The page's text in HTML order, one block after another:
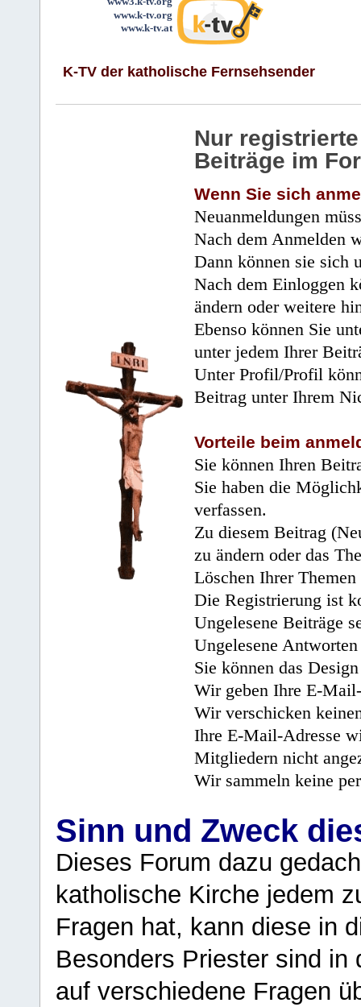
www.k-tv.org
www.k-tv.at
K-TV der katholische Fernsehsender
Nur
Beiträge im
Wenn Sie sich
Neuanmeldungen
Nach dem Anmelden
Dann können sie sich
Nach dem Einloggen
ändern oder weitere
Ebenso können Sie
unter jedem Ihrer
Unter Profil/Profil
Beitrag unter Ihrem
Vorteile beim
Sie können Ihren
Sie haben die
verfassen.
Zu diesem Beitrag
zu ändern oder das
Löschen Ihrer
Die Registrierung ist
Ungelesene Beiträge
Ungelesene
Sie können das
Wir geben Ihre E-
Wir verschicken
Ihre E-Mail-Adresse
Mitgliedern nicht
Wir sammeln keine
Sinn und Zweck
Dieses Forum dazu
katholische Kirche jedem
Fragen hat, kann diese in
Besonders Priester sind in
auf verschiedene Fragen